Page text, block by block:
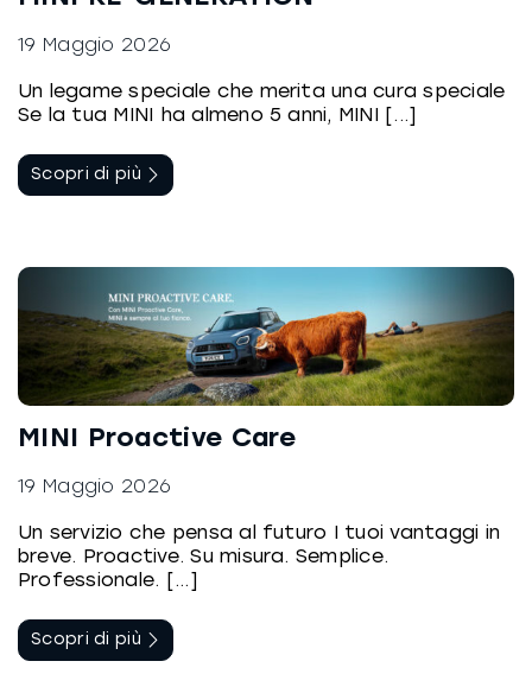
19 Maggio 2026
Un legame speciale che merita una cura speciale
Se la tua MINI ha almeno 5 anni, MINI [...]
Scopri di più
MINI Proactive Care
19 Maggio 2026
Un servizio che pensa al futuro I tuoi vantaggi in
breve. Proactive. Su misura. Semplice.
Professionale. [...]
Scopri di più